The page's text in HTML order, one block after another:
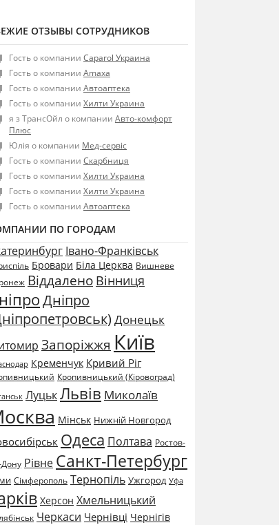
ОТЗЫВЫ СОТРУДНИКОВ
Гость о компании Caparol Украина
Гость о компании Amaxa
Гость о компании Автоаптека
Гость о компании Хилти Украина
я з ТрансОйл о компании Авто-комфорт
Плюс
Юлія о компании Мед-сервіс
Гость о компании Скарбниця
Гость о компании Хилти Украина
Гость о компании Хилти Украина
Гость о компании Автоаптека
ПО ГОРОДАМ
Івано-Франківськ
Бровари Біла Церква Вишневе
Віддалено Вінниця
Дніпро
Донецьк
Запоріжжя Київ
Кременчук Кривий Ріг
Кропивницький (Кіровоград)
ЛуцькЛьвів Миколаїв
Мінськ Нижній Новгород
Одеса Полтава Ростов-
Рівне Санкт-Петербург
Сімферополь Тернопіль Ужгород Уфа
Херсон Хмельницький
Черкаси Чернівці Чернігів